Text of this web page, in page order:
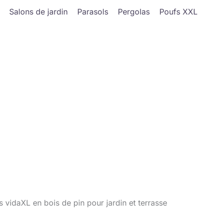
Salons de jardin Parasols Pergolas Poufs XXL
vidaXL en bois de pin pour jardin et terrasse